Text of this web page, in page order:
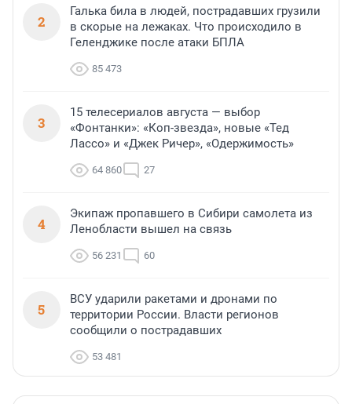
2
Галька била в людей, пострадавших грузили
в скорые на лежаках. Что происходило в
Геленджике после атаки БПЛА
85 473
3
15 телесериалов августа — выбор
«Фонтанки»: «Коп-звезда», новые «Тед
Лассо» и «Джек Ричер», «Одержимость»
64 860 27
4
Экипаж пропавшего в Сибири самолета из
Ленобласти вышел на связь
56 231 60
5
ВСУ ударили ракетами и дронами по
территории России. Власти регионов
сообщили о пострадавших
53 481